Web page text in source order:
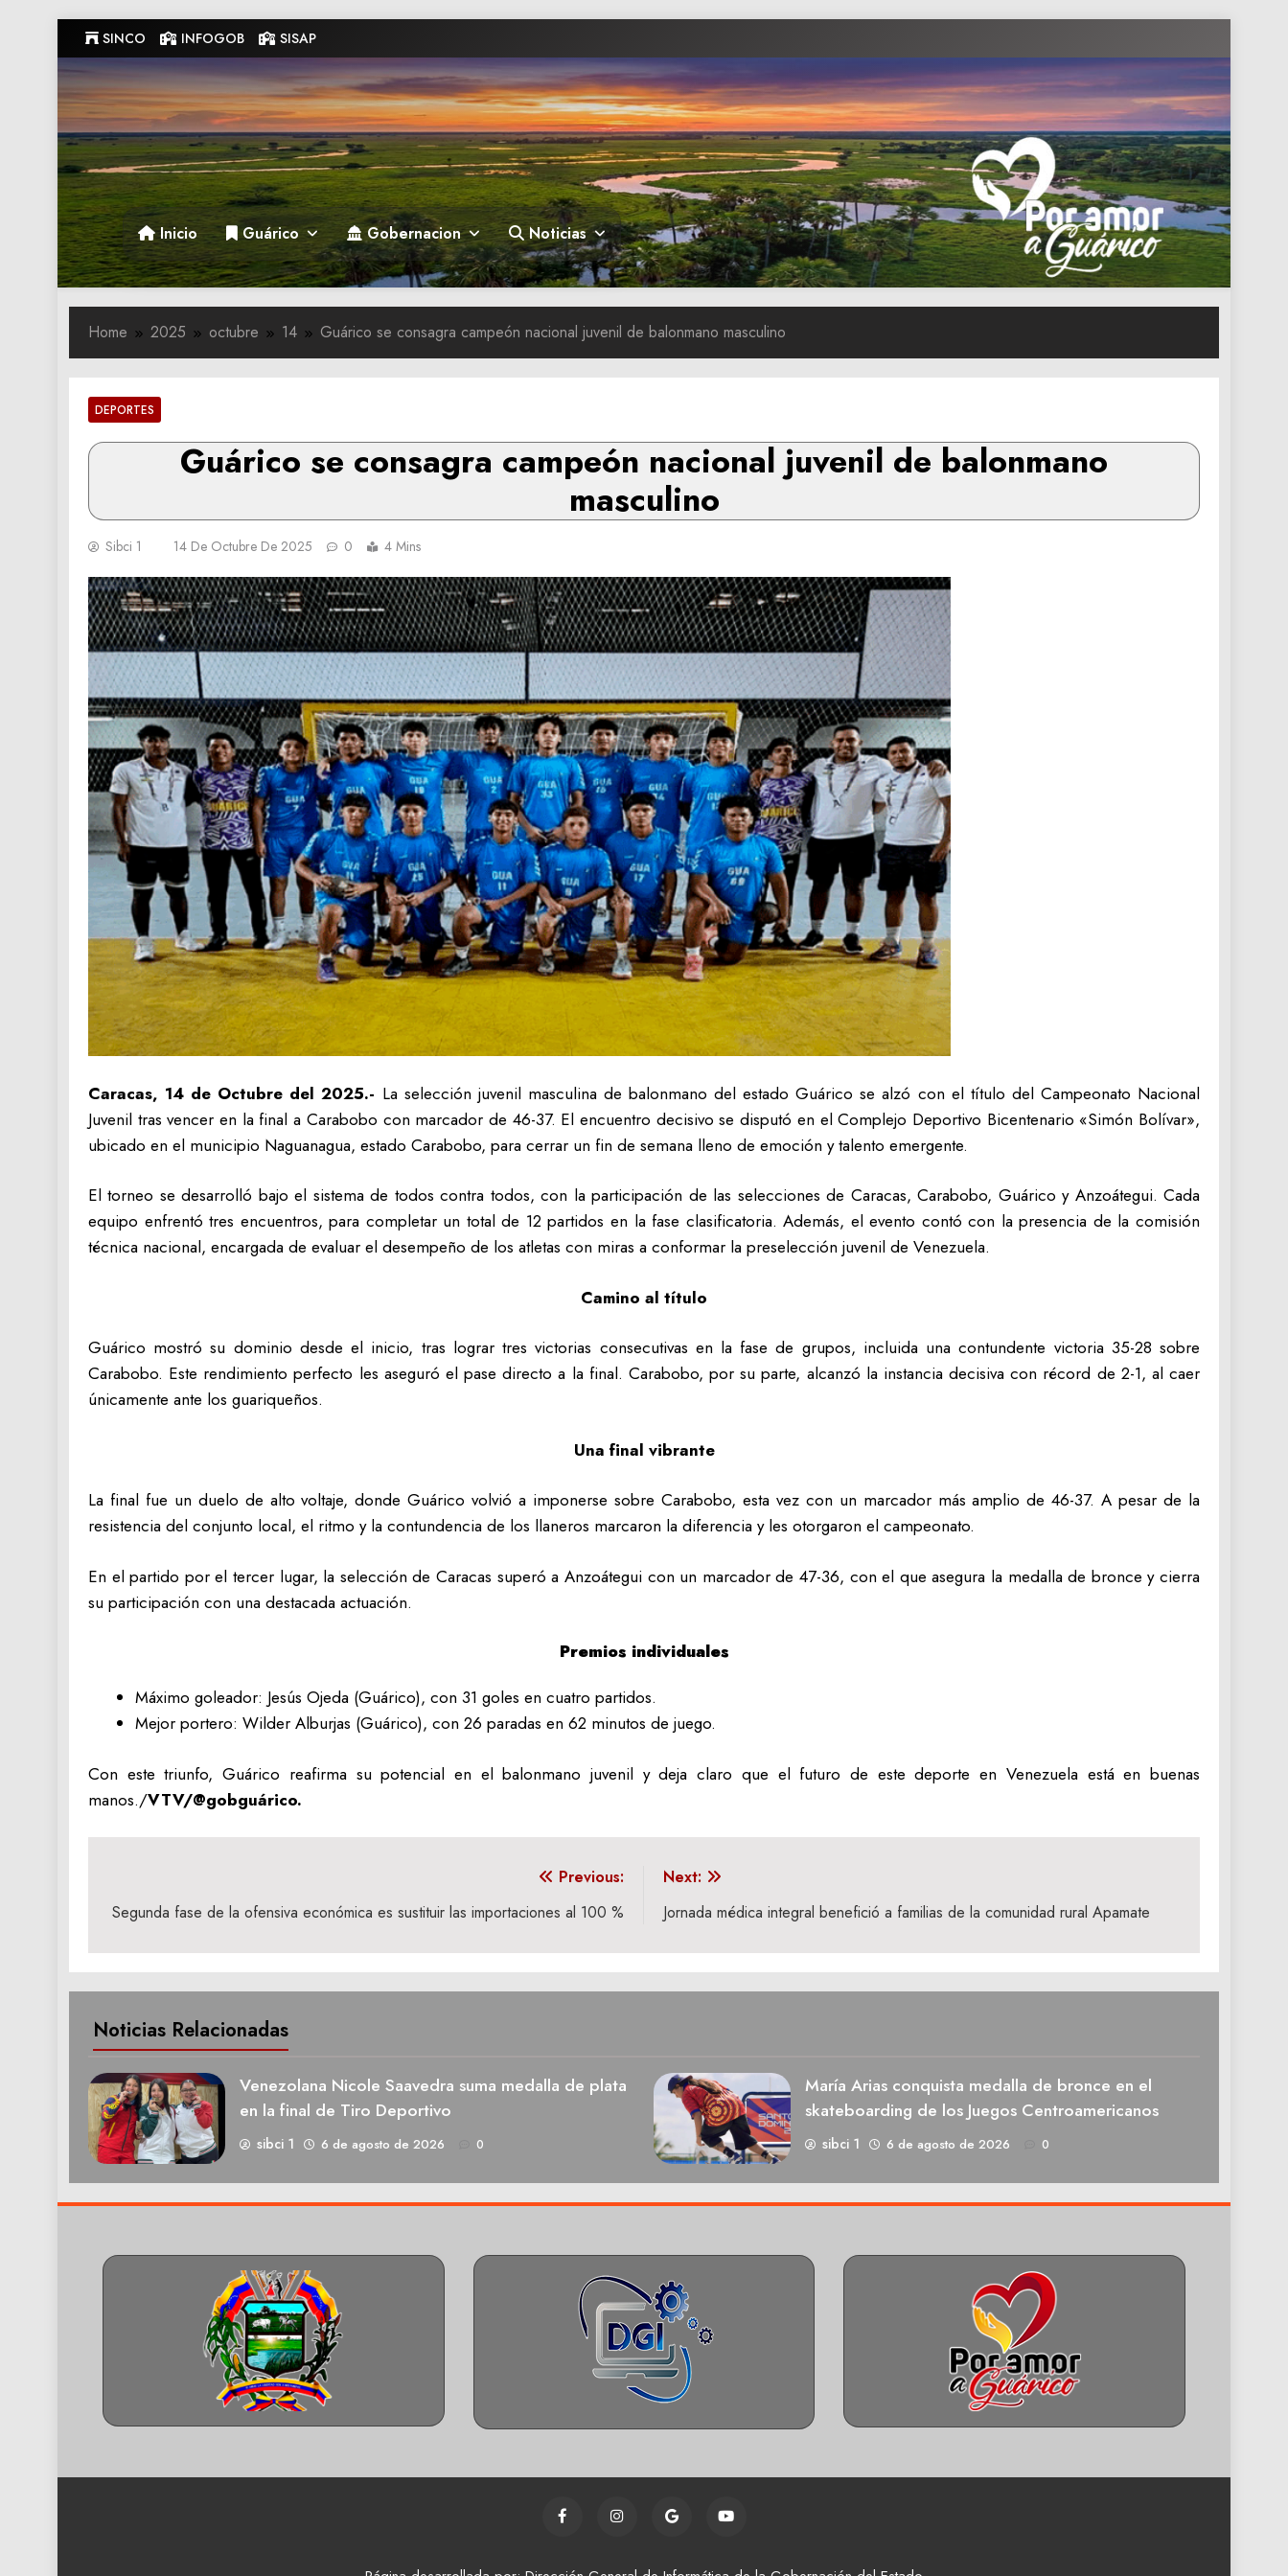
to
content
SINCO INFOGOB SISAP
Gobernacion de Guarico
Gobernacion de Guarico
Inicio Guárico Gobernacion Noticias
Home 2025 octubre 14 Guárico se consagra campeón nacional juvenil de balonmano masculino
DEPORTES
Guárico se consagra campeón nacional juvenil de balonmano
masculino
Sibci 1 14 De Octubre De 2025 0 4 Mins
Caracas, 14 de Octubre del 2025.- La selección juvenil masculina de balonmano del estado Guárico se alzó con el título del Campeonato Nacional
Juvenil tras vencer en la final a Carabobo con marcador de 46-37. El encuentro decisivo se disputó en el Complejo Deportivo Bicentenario «Simón Bolívar»,
ubicado en el municipio Naguanagua, estado Carabobo, para cerrar un fin de semana lleno de emoción y talento emergente.
El torneo se desarrolló bajo el sistema de todos contra todos, con la participación de las selecciones de Caracas, Carabobo, Guárico y Anzoátegui. Cada
equipo enfrentó tres encuentros, para completar un total de 12 partidos en la fase clasificatoria. Además, el evento contó con la presencia de la comisión
técnica nacional, encargada de evaluar el desempeño de los atletas con miras a conformar la preselección juvenil de Venezuela.
Camino al título
Guárico mostró su dominio desde el inicio, tras lograr tres victorias consecutivas en la fase de grupos, incluida una contundente victoria 35-28 sobre
Carabobo. Este rendimiento perfecto les aseguró el pase directo a la final. Carabobo, por su parte, alcanzó la instancia decisiva con récord de 2-1, al caer
únicamente ante los guariqueños.
Una final vibrante
La final fue un duelo de alto voltaje, donde Guárico volvió a imponerse sobre Carabobo, esta vez con un marcador más amplio de 46-37. A pesar de la
resistencia del conjunto local, el ritmo y la contundencia de los llaneros marcaron la diferencia y les otorgaron el campeonato.
En el partido por el tercer lugar, la selección de Caracas superó a Anzoátegui con un marcador de 47-36, con el que asegura la medalla de bronce y cierra
su participación con una destacada actuación.
Premios individuales
Máximo goleador: Jesús Ojeda (Guárico), con 31 goles en cuatro partidos.
Mejor portero: Wilder Alburjas (Guárico), con 26 paradas en 62 minutos de juego.
Con este triunfo, Guárico reafirma su potencial en el balonmano juvenil y deja claro que el futuro de este deporte en Venezuela está en buenas
manos./VTV/@gobguárico.
de
entradas
Previous:
Segunda fase de la ofensiva económica es sustituir las importaciones al 100 %
Next:
Jornada médica integral benefició a familias de la comunidad rural Apamate
Noticias Relacionadas
Venezolana Nicole Saavedra suma medalla de plata
en la final de Tiro Deportivo
sibci 1 6 de agosto de 2026 0
María Arias conquista medalla de bronce en el
skateboarding de los Juegos Centroamericanos
sibci 1 6 de agosto de 2026 0